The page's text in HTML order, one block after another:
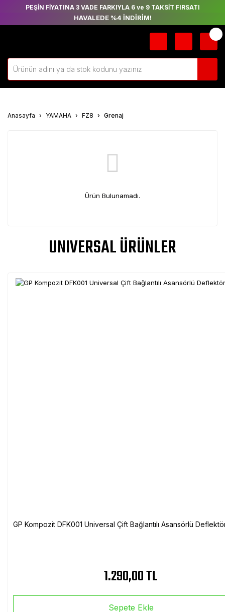
PEŞİN FİYATINA 3 VADE FARKIYLA 6 ve 9 TAKSİT FIRSATI
HAVALEDE %4 İNDİRİM!
Anasayfa YAMAHA FZ8 Grenaj
Ürün Bulunamadı.
UNIVERSAL ÜRÜNLER
GP Kompozit DFK001 Universal Çift Bağlantılı Asansörlü
1.290,00 TL
Sepete Ekle